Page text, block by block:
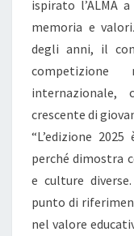
ispirato l’ALMA
memoria e
degli anni, il
competizione
internazionale,
crescente di
“L’edizione
perché dimostra
e culture
punto di
nel valore